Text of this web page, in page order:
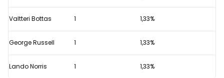
Valtteri Bottas 1 1,33%
George Russell 1 1,33%
Lando Norris 1 1,33%